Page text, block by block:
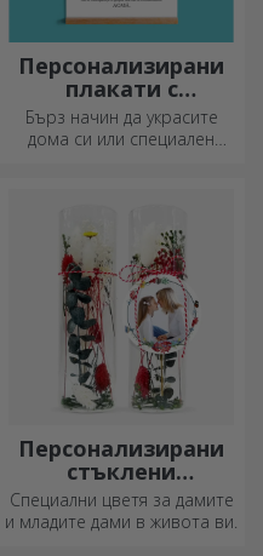
Персонализирани
плакати с
закачалки
Бърз начин да украсите
дома си или специален
Персонализирани
стъклени
орнаменти с
консервирани
цветя
Специални цветя за дамите
и младите дами в живота ви.